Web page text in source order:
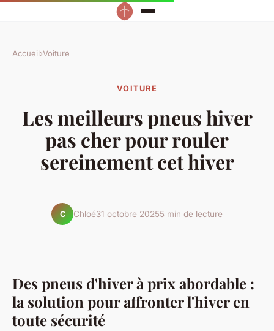
Accueil›Voiture
VOITURE
Les meilleurs pneus hiver
pas cher pour rouler
sereinement cet hiver
C Chloé31 octobre 20255 min de lecture
Des pneus d'hiver à prix abordable :
la solution pour affronter l'hiver en
toute sécurité